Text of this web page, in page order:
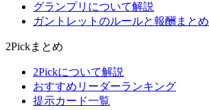
グランプリについて解説
ガントレットのルールと報酬まとめ
2Pickまとめ
2Pickについて解説
おすすめリーダーランキング
提示カード一覧